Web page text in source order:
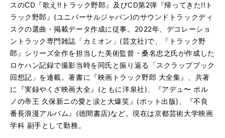
スのCD『歌え!!トラック野郎』及びCD第2弾『帰ってきた!!ト
ラック野郎』(ユニバーサルジャパン)のサウンドトラックディ
スクの選曲・掲載データ作成に従事。2022年、デコレーショ
ントラック専門雑誌「カミオン」(芸文社)で、『トラック野
郎』シリーズ全作を担当した美術監督・桑名忠之氏が作成した
ロケハン記録で撮影当時を同氏と振り返る「スクラップブック
回想記」を連載。著書に『映画トラック野郎 大全集』、共著
に『実録やくざ映画大全』(ともに洋泉社)、『アデュ〜 ポル
ノの帝王 久保新ニの愛と涙と大爆笑』(ポット出版)、『不良
番長浪漫アルバム』(徳間書店)など。現在は京都芸術大学映画
学科 副手として勤務。